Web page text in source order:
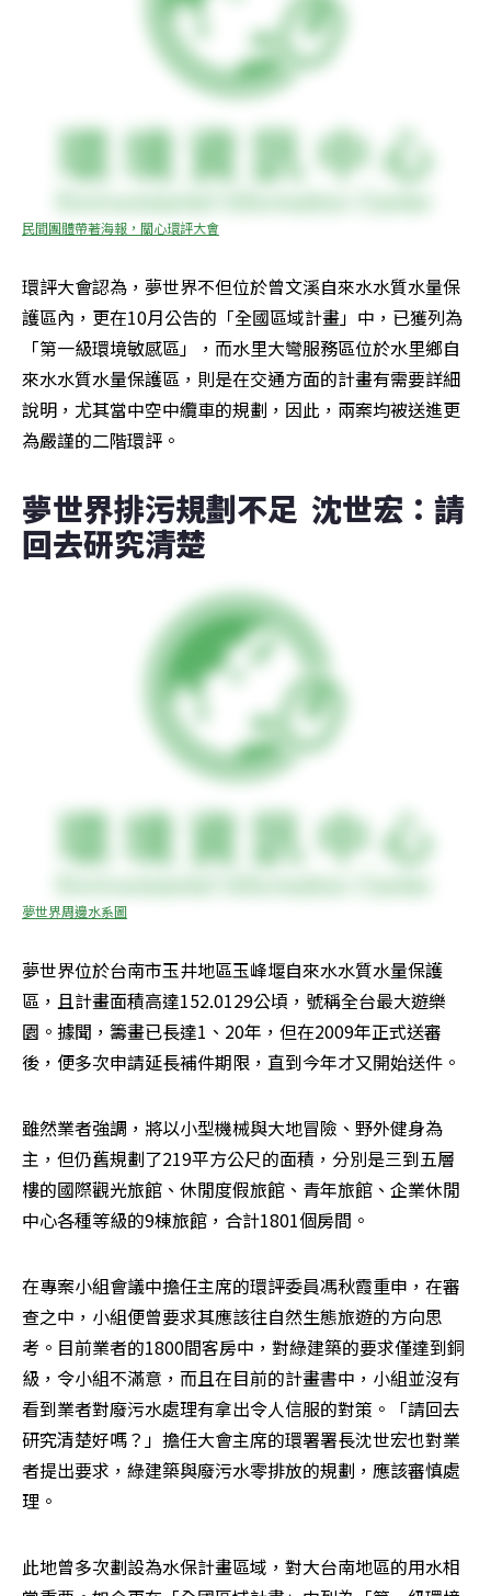
民間團體帶著海報，關心環評大會
環評大會認為，夢世界不但位於曾文溪自來水水質水量保
護區內，更在10月公告的「全國區域計畫」中，已獲列為
「第一級環境敏感區」，而水里大彎服務區位於水里鄉自
來水水質水量保護區，則是在交通方面的計畫有需要詳細
說明，尤其當中空中纜車的規劃，因此，兩案均被送進更
為嚴謹的二階環評。
夢世界排污規劃不足  沈世宏：請
回去研究清楚
夢世界周邊水系圖
夢世界位於台南市玉井地區玉峰堰自來水水質水量保護
區，且計畫面積高達152.0129公頃，號稱全台最大遊樂
園。據聞，籌畫已長達1、20年，但在2009年正式送審
後，便多次申請延長補件期限，直到今年才又開始送件。
雖然業者強調，將以小型機械與大地冒險、野外健身為
主，但仍舊規劃了219平方公尺的面積，分別是三到五層
樓的國際觀光旅館、休閒度假旅館、青年旅館、企業休閒
中心各種等級的9棟旅館，合計1801個房間。
在專案小組會議中擔任主席的環評委員馮秋霞重申，在審
查之中，小組便曾要求其應該往自然生態旅遊的方向思
考。目前業者的1800間客房中，對綠建築的要求僅達到銅
級，令小組不滿意，而且在目前的計畫書中，小組並沒有
看到業者對廢污水處理有拿出令人信服的對策。「請回去
研究清楚好嗎？」擔任大會主席的環署署長沈世宏也對業
者提出要求，綠建築與廢污水零排放的規劃，應該審慎處
理。
此地曾多次劃設為水保計畫區域，對大台南地區的用水相